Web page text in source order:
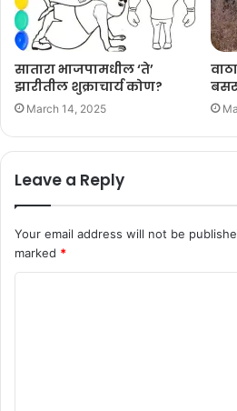
सातारा भाजपामधील ‘ते’
झारीतील शुक्राचार्य कोण?
March 14, 2025
Leave a Reply
Your email address will not be
marked *